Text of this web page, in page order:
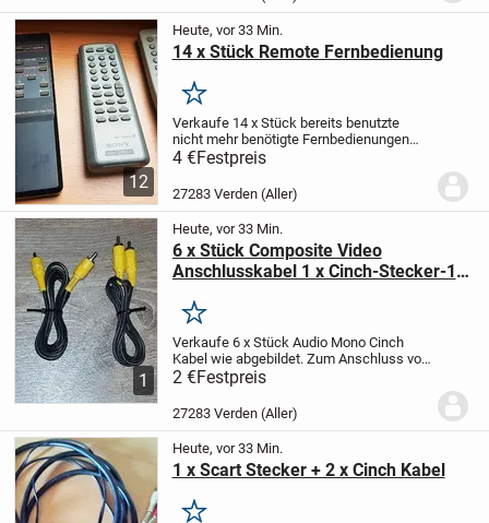
Back...
12
Heute, vor 33 Min.
14 x Stück Remote Fernbedienung
Merken
Verkaufe 14 x Stück bereits benutzte
nicht mehr benötigte Fernbedienungen
ohne Batterien wie abgebildet. Geeignet
für Audio und Video / Sat Bereich.
Panasonic , Sony, 2 x Samsung, Terratec,
4 €Festpreis
27283 Verden (Aller)
1
Heute, vor 33 Min.
6 x Stück Composite Video
Anschlusskabel 1 x Cinch-Stecker-1 x
Merken
Verkaufe 6 x Stück Audio Mono Cinch
Kabel wie abgebildet. Zum Anschluss von
z.B. Dolby Surround Anlagen,
Lautsprecher oder Subwoofer, DVD
Playern Videorecordern, Digital Audio
Dolby Digital/DTS,...
2 €Festpreis
27283 Verden (Aller)
Heute, vor 33 Min.
1 x Scart Stecker + 2 x Cinch Kabel